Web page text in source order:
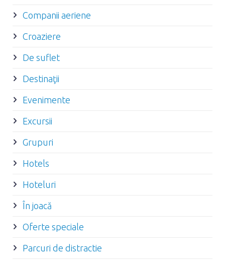
Companii aeriene
Croaziere
De suflet
Destinaţii
Evenimente
Excursii
Grupuri
Hotels
Hoteluri
În joacă
Oferte speciale
Parcuri de distractie